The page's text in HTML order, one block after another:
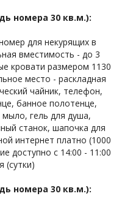
номера 30 кв.м.):
для некурящих в
вместимость - до 3
кровати размером 1130
место - раскладная
чайник, телефон,
банное полотенце,
гель для душа,
станок, шапочка для
интернет платно (1000
доступно с 14:00 - 11:00
(сутки)
номера 30 кв.м.):